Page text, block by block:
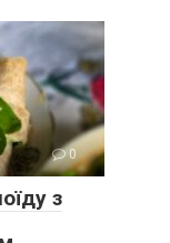
0
з